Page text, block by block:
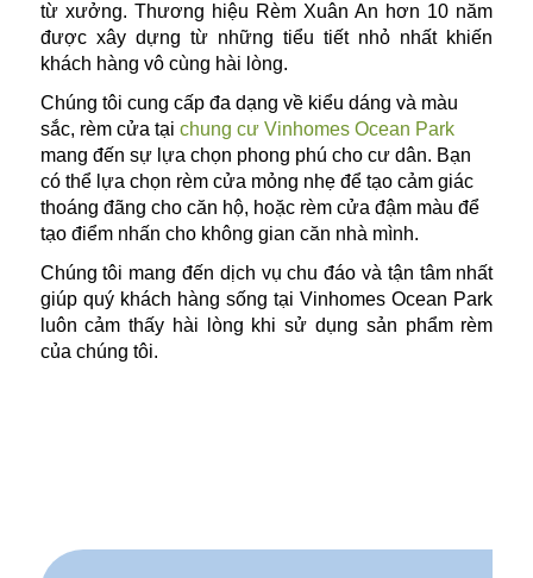
từ xưởng. Thương hiệu Rèm Xuân An hơn 10 năm
được xây dựng từ những tiểu tiết nhỏ nhất khiến
khách hàng vô cùng hài lòng.
Chúng tôi cung cấp đa dạng về kiểu dáng và màu
sắc, rèm cửa tại chung cư Vinhomes Ocean Park
mang đến sự lựa chọn phong phú cho cư dân. Bạn
có thể lựa chọn rèm cửa mỏng nhẹ để tạo cảm giác
thoáng đãng cho căn hộ, hoặc rèm cửa đậm màu để
tạo điểm nhấn cho không gian căn nhà mình.
Chúng tôi mang đến dịch vụ chu đáo và tận tâm nhất
giúp quý khách hàng sống tại Vinhomes Ocean Park
luôn cảm thấy hài lòng khi sử dụng sản phẩm rèm
của chúng tôi.